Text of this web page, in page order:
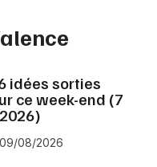
idées sorties
ce week-end (7
08/2026